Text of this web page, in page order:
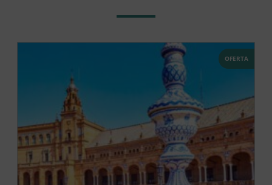
OFERTA